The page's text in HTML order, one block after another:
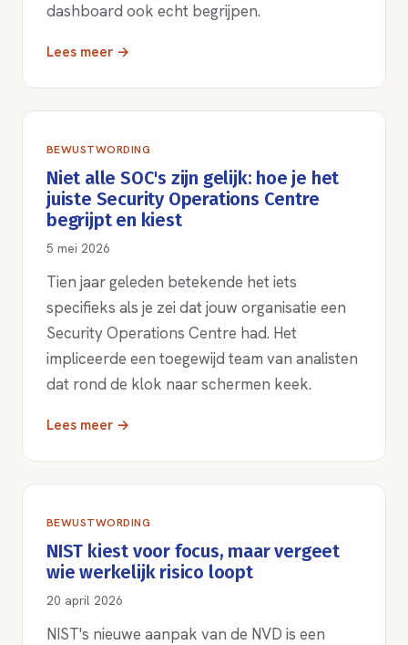
dashboard ook echt begrijpen.
Lees meer →
BEWUSTWORDING
Niet alle SOC's zijn gelijk: hoe je het
juiste Security Operations Centre
begrijpt en kiest
5 mei 2026
Tien jaar geleden betekende het iets
specifieks als je zei dat jouw organisatie een
Security Operations Centre had. Het
impliceerde een toegewijd team van analisten
dat rond de klok naar schermen keek.
Lees meer →
BEWUSTWORDING
NIST kiest voor focus, maar vergeet
wie werkelijk risico loopt
20 april 2026
NIST's nieuwe aanpak van de NVD is een